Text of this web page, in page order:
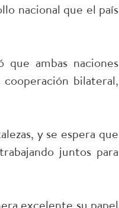
nacional que el país
ambas naciones
bilateral,
y se espera que
juntos para
excelente su papel